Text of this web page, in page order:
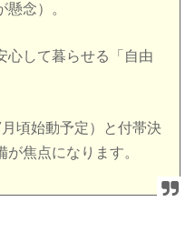
念）。
心して暮らせる「自由
頃始動予定）と付帯決
焦点になります。